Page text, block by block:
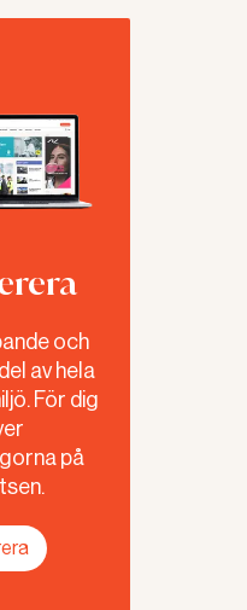
och
av hela
För dig
på